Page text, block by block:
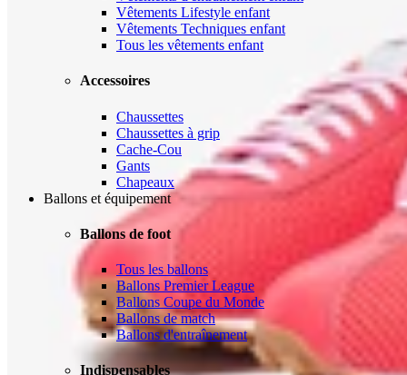
Vêtements Lifestyle enfant
Vêtements Techniques enfant
Tous les vêtements enfant
Accessoires
Chaussettes
Chaussettes à grip
Cache-Cou
Gants
Chapeaux
Ballons et équipement
Ballons de foot
Tous les ballons
Ballons Premier League
Ballons Coupe du Monde
Ballons de match
Ballons d'entraînement
Indispensables